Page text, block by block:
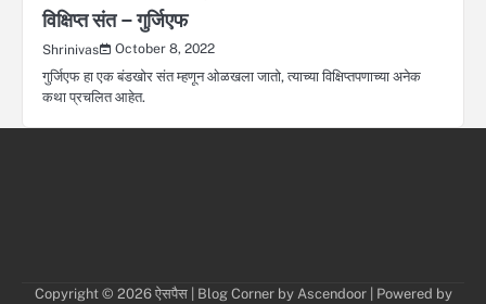
विक्षिप्त संत – गुर्जिएफ
Shrinivas
October 8, 2022
गुर्जिएफ हा एक बंडखोर संत म्हणून ओळखला जातो, त्याच्या विक्षिप्तपणाच्या अनेक
कथा प्रचलित आहेत.
Copyright © 2026 ऐसपैस| Blog Corner by Ascendoor| Powered by